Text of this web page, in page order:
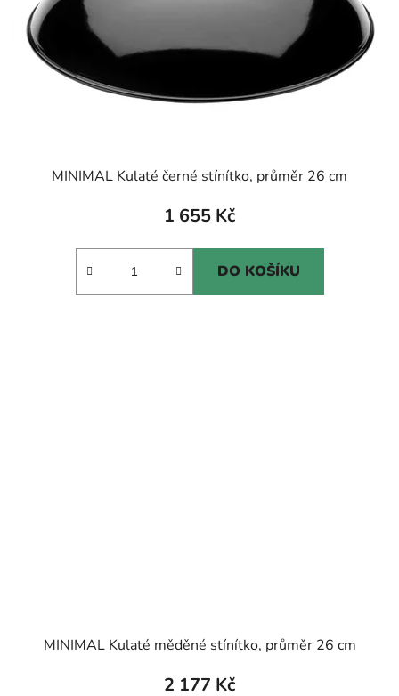
MINIMAL Kulaté černé stínítko, průměr 26 cm
1 655 Kč
DO KOŠÍKU
MINIMAL Kulaté měděné stínítko, průměr 26 cm
2 177 Kč